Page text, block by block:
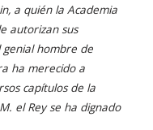
a quién la Academia
autorizan sus
hombre de
ha merecido a
capítulos de la
el Rey se ha dignado